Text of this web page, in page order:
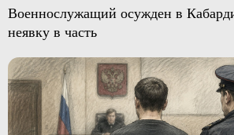
Военнослужащий осужден в
неявку в часть